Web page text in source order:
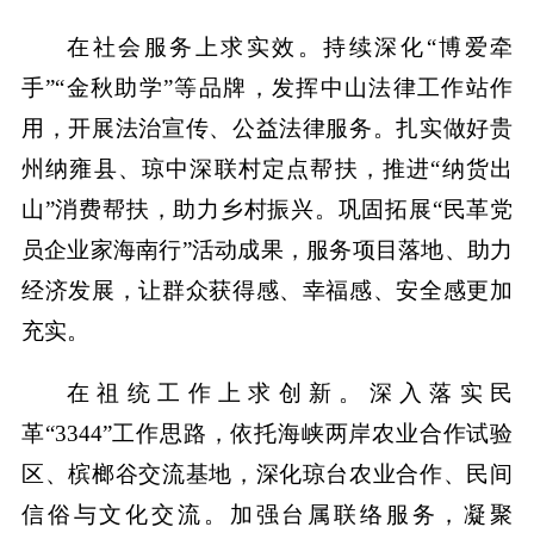
在社会服务上求实效。持续深化“博爱牵
手”“金秋助学”等品牌，发挥中山法律工作站作
用，开展法治宣传、公益法律服务。扎实做好贵
州纳雍县、琼中深联村定点帮扶，推进“纳货出
山”消费帮扶，助力乡村振兴。巩固拓展“民革党
员企业家海南行”活动成果，服务项目落地、助力
经济发展，让群众获得感、幸福感、安全感更加
充实。
在祖统工作上求创新。深入落实民
革“3344”工作思路，依托海峡两岸农业合作试验
区、槟榔谷交流基地，深化琼台农业合作、民间
信俗与文化交流。加强台属联络服务，凝聚